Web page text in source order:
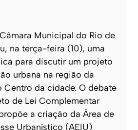
Municipal do Rio de
na terça-feira (10), uma
para discutir um projeto
urbana na região da
Centro da cidade. O debate
de Lei Complementar
a criação da Área de
Urbanístico (AEIU)